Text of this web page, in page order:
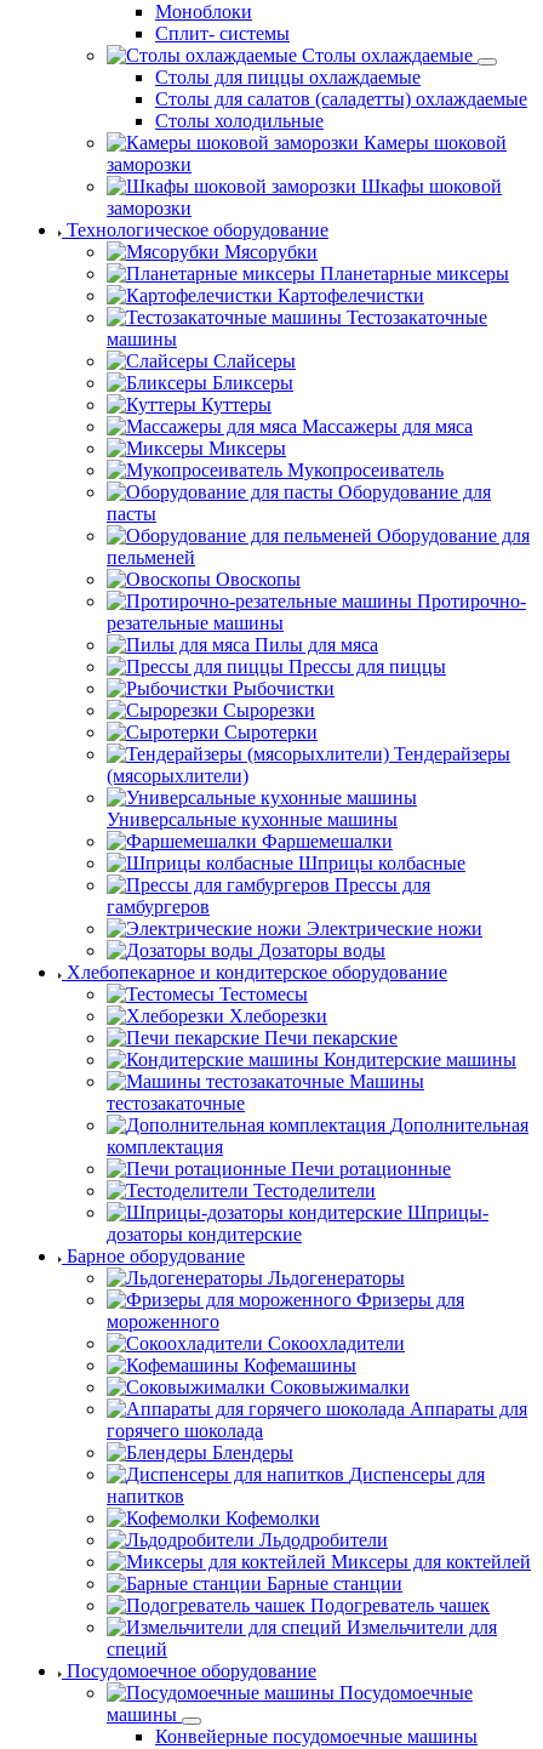
Моноблоки
Сплит- системы
Столы охлаждаемые
Столы для пиццы охлаждаемые
Столы для салатов (саладетты) охлаждаемые
Столы холодильные
Камеры шоковой
заморозки
Шкафы шоковой
заморозки
Технологическое оборудование
Мясорубки
Планетарные миксеры
Картофелечистки
Тестозакаточные
машины
Слайсеры
Бликсеры
Куттеры
Массажеры для мяса
Миксеры
Мукопросеиватель
Оборудование для
пасты
Оборудование для
пельменей
Овоскопы
Протирочно-
резательные машины
Пилы для мяса
Прессы для пиццы
Рыбочистки
Сырорезки
Сыротерки
Тендерайзеры
(мясорыхлители)
Универсальные кухонные машины
Фаршемешалки
Шприцы колбасные
Прессы для
гамбургеров
Электрические ножи
Дозаторы воды
Хлебопекарное и кондитерское оборудование
Тестомесы
Хлеборезки
Печи пекарские
Кондитерские машины
Машины
тестозакаточные
Дополнительная
комплектация
Печи ротационные
Тестоделители
Шприцы-
дозаторы кондитерские
Барное оборудование
Льдогенераторы
Фризеры для
мороженного
Сокоохладители
Кофемашины
Соковыжималки
Аппараты для
горячего шоколада
Блендеры
Диспенсеры для
напитков
Кофемолки
Льдодробители
Миксеры для коктейлей
Барные станции
Подогреватель чашек
Измельчители для
специй
Посудомоечное оборудование
Посудомоечные
машины
Конвейерные посудомоечные машины